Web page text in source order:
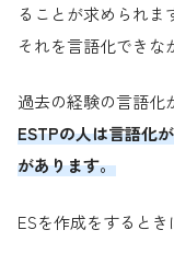
ることが求められま
それを言語化できな
過去の経験の言語化
ESTPの人は言語化
があります。
ESを作成をすると